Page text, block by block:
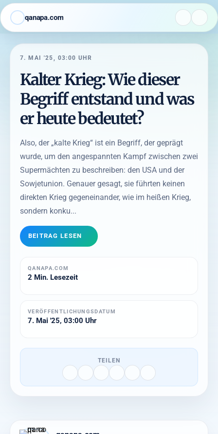
qanapa.com
7. MAI '25, 03:00 UHR
Kalter Krieg: Wie dieser
Begriff entstand und was
er heute bedeutet?
Also, der „kalte Krieg“ ist ein Begriff, der geprägt
wurde, um den angespannten Kampf zwischen zwei
Supermächten zu beschreiben: den USA und der
Sowjetunion. Genauer gesagt, sie führten keinen
direkten Krieg gegeneinander, wie im heißen Krieg,
sondern konku...
BEITRAG LESEN
QANAPA.COM
2 Min. Lesezeit
VERÖFFENTLICHUNGSDATUM
7. Mai '25, 03:00 Uhr
TEILEN